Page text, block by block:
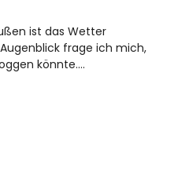
ist das Wetter
frage ich mich,
könnte.…